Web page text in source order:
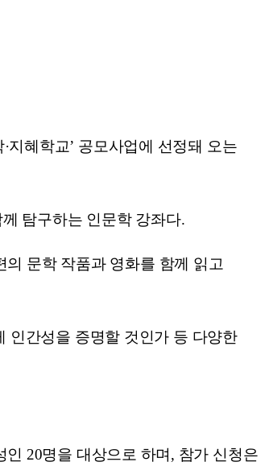
혜학교’ 공모사업에 선정돼 오는
탐구하는 인문학 강좌다.
문학 작품과 영화를 함께 읽고
간성을 증명할 것인가 등 다양한
20명을 대상으로 하며, 참가 신청은